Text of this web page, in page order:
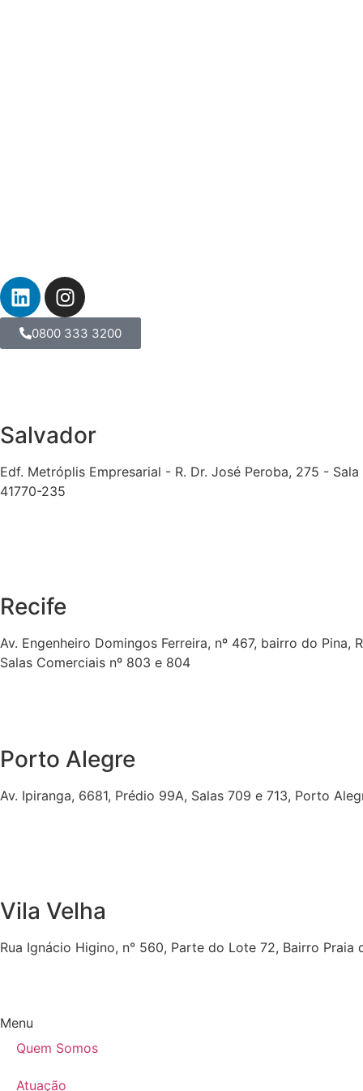
0800 333 3200
Salvador
Edf. Metróplis Empresarial - R. Dr. José Peroba, 275 -
41770-235
Recife
Av. Engenheiro Domingos Ferreira, nº 467, bairro do Pina,
Salas Comerciais nº 803 e 804
Porto Alegre
Av. Ipiranga, 6681, Prédio 99A, Salas 709 e 713, Porto
Vila Velha
Rua Ignácio Higino, n° 560, Parte do Lote 72, Bairro Praia
Menu
Quem Somos
Atuação